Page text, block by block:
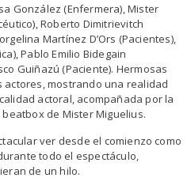
González (Enfermera), Mister
Roberto Dimitrievitch
Martínez D’Ors (Pacientes),
Pablo Emilio Bidegain
Guiñazú (Paciente). Hermosas
actores, mostrando una realidad
actoral, acompañada por la
de Mister Miguelius.
ver desde el comienzo como
todo el espectáculo,
de un hilo.